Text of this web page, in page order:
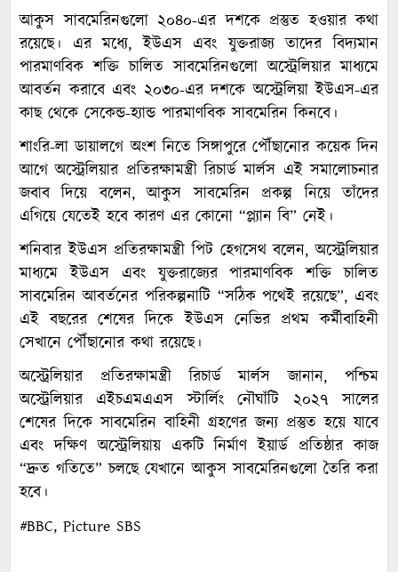
আকুস সাবমেরিনগুলো ২০৪০-এর দশকে প্রস্তুত হওয়ার কথা
রয়েছে। এর মধ্যে, ইউএস এবং যুক্তরাজ্য তাদের বিদ্যমান
পারমাণবিক শক্তি চালিত সাবমেরিনগুলো অস্ট্রেলিয়ার মাধ্যমে
আবর্তন করাবে এবং ২০৩০-এর দশকে অস্ট্রেলিয়া ইউএস-এর
কাছ থেকে সেকেন্ড-হ্যান্ড পারমাণবিক সাবমেরিন কিনবে।
শাংরি-লা ডায়ালগে অংশ নিতে সিঙ্গাপুরে পৌঁছানোর কয়েক দিন
আগে অস্ট্রেলিয়ার প্রতিরক্ষামন্ত্রী রিচার্ড মার্লস এই সমালোচনার
জবাব দিয়ে বলেন, আকুস সাবমেরিন প্রকল্প নিয়ে তাঁদের
এগিয়ে যেতেই হবে কারণ এর কোনো “প্ল্যান বি” নেই।
শনিবার ইউএস প্রতিরক্ষামন্ত্রী পিট হেগসেথ বলেন, অস্ট্রেলিয়ার
মাধ্যমে ইউএস এবং যুক্তরাজ্যের পারমাণবিক শক্তি চালিত
সাবমেরিন আবর্তনের পরিকল্পনাটি “সঠিক পথেই রয়েছে”, এবং
এই বছরের শেষের দিকে ইউএস নেভির প্রথম কর্মীবাহিনী
সেখানে পৌঁছানোর কথা রয়েছে।
অস্ট্রেলিয়ার প্রতিরক্ষামন্ত্রী রিচার্ড মার্লস জানান, পশ্চিম
অস্ট্রেলিয়ার এইচএমএএস স্টার্লিং নৌঘাঁটি ২০২৭ সালের
শেষের দিকে সাবমেরিন বাহিনী গ্রহণের জন্য প্রস্তুত হয়ে যাবে
এবং দক্ষিণ অস্ট্রেলিয়ায় একটি নির্মাণ ইয়ার্ড প্রতিষ্ঠার কাজ
“দ্রুত গতিতে” চলছে যেখানে আকুস সাবমেরিনগুলো তৈরি করা
হবে।
#BBC, Picture SBS